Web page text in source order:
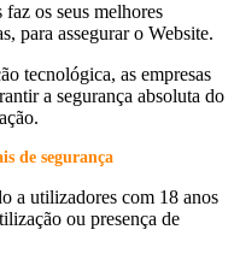
os seus melhores
para assegurar o Website.
tecnológica, as empresas
a segurança absoluta do
de segurança
a utilizadores com 18 anos
ou presença de